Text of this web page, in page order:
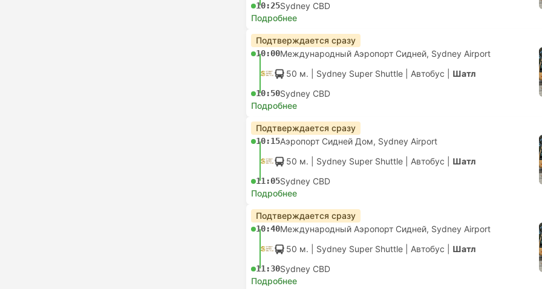
10:25Sydney CBD
Подробнее
Подтверждается сразу
10:00Международный Аэропорт Сидней, Sydney Airport
50 м. | Sydney Super Shuttle Автобус Шатл
10:50Sydney CBD
Подробнее
Подтверждается сразу
10:15Аэропорт Сидней Дом, Sydney Airport
50 м. | Sydney Super Shuttle Автобус Шатл
11:05Sydney CBD
Подробнее
Подтверждается сразу
10:40Международный Аэропорт Сидней, Sydney Airport
50 м. | Sydney Super Shuttle Автобус Шатл
11:30Sydney CBD
Подробнее